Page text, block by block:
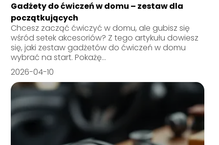
Gadżety do ćwiczeń w domu – zestaw dla
początkujących
Chcesz zacząć ćwiczyć w domu, ale gubisz się
wśród setek akcesoriów? Z tego artykułu dowiesz
się, jaki zestaw gadżetów do ćwiczeń w domu
wybrać na start. Pokażę...
2026-04-10